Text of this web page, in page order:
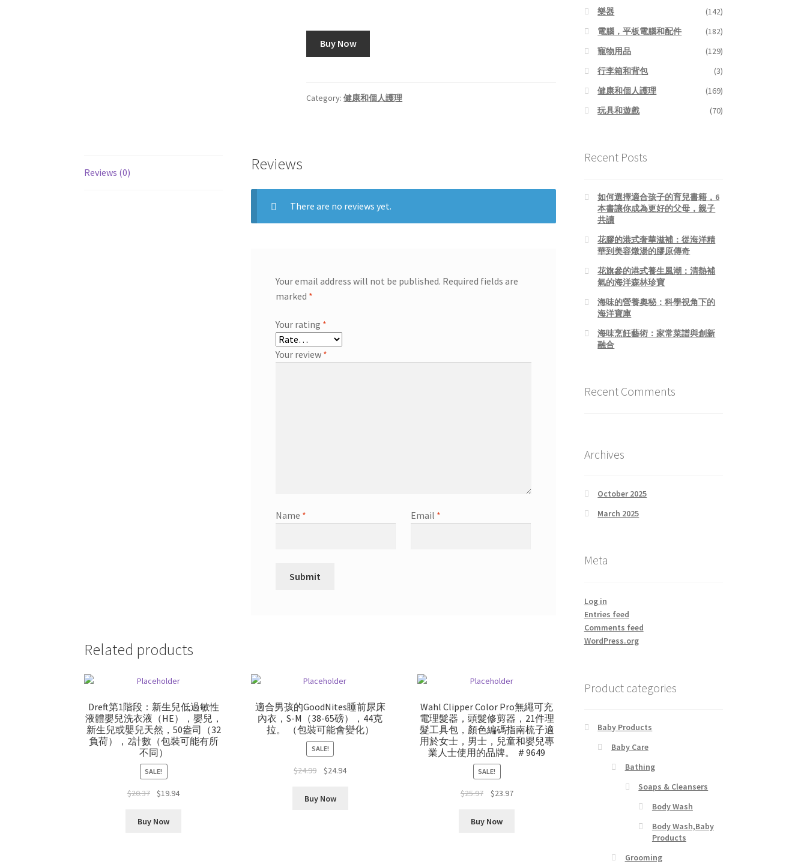
was:
$39.39.
Buy Now
Category:健康和個人護理
Reviews (0) Reviews
There are no reviews yet.
Your email address will not be published. Required fields are
marked *
Your rating *
Your review *
Name * Email *
Related products
Dreft第1階段：新生兒低過敏性
液體嬰兒洗衣液（HE），嬰兒，
新生兒或嬰兒天然，50盎司（32
負荷），2計數（包裝可能有所
不同）
SALE!
$20.37
Original
was:
$19.94Current
Buy Now
適合男孩的GoodNites睡前尿床
內衣，S-M（38-65磅），44克
拉。 （包裝可能會變化）
SALE!
$24.99
Original
was:
$24.94Current
Buy Now
Wahl Clipper Color Pro無繩可充
電理髮器，頭髮修剪器，21件理
髮工具包，顏色編碼指南梳子適
用於女士，男士，兒童和嬰兒專
業人士使用的品牌。 ＃9649
SALE!
$25.97
Original
was:
$23.97Current
Buy Now
樂器
(142)
電腦，平板電腦和配件
(182)
寵物用品
(129)
行李箱和背包
(3)
健康和個人護理
(169)
玩具和遊戲
(70)
Recent Posts
如何選擇適合孩子的育兒書籍，6
本書讓你成為更好的父母，親子
共讀
花膠的港式奢華滋補：從海洋精
華到美容燉湯的膠原傳奇
花旗參的港式養生風潮：清熱補
氣的海洋森林珍寶
海味的營養奧秘：科學視角下的
海洋寶庫
海味烹飪藝術：家常菜譜與創新
融合
Recent Comments
Archives
October 2025
March 2025
Meta
Log in
Entries feed
Comments feed
WordPress.org
Product categories
Baby Products
Baby Care
Bathing
Soaps & Cleansers
Body Wash
Body Wash,Baby
Products
Grooming